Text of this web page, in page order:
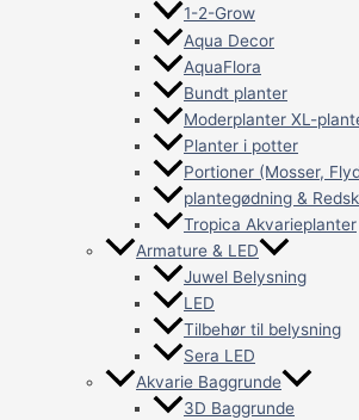
1-2-Grow
Aqua Decor
AquaFlora
Bundt planter
Moderplanter XL-
Planter i potter
Portioner (Mosser,
plantegødning &
Tropica Akvarieplanter
Armature & LED
Juwel Belysning
LED
Tilbehør til belysning
Sera LED
Akvarie Baggrunde
3D Baggrunde